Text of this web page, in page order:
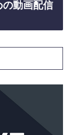
の動画配信